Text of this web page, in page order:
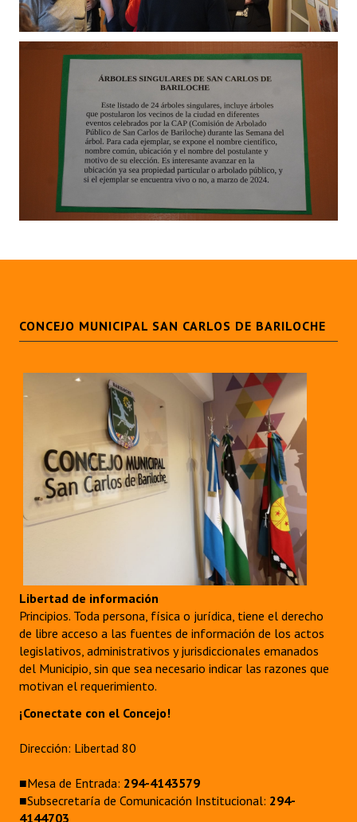
Declaraciones
Resoluciones
Resoluciones de Presidencia
INSTITUCIONAL
Antiguos Pobladores
Noticias Destacadas
Registros y Distinciones
Periodistas Decanos - Registro
Ciudadano Ilustre - Registro
Banca del Vecino - Registro
Huéspedes de Honor - Registro
Antiguos Pobladores - Registro
Entrega de distinciones
REFORMA DE LA CARTA ORGÁNICA
CONCEJO MUNICIPAL SAN CARLOS DE BARILOCHE
Libertad de información
Principios. Toda persona, física o jurídica, tiene el derecho
de libre acceso a las fuentes de información de los actos
legislativos, administrativos y jurisdiccionales emanados
del Municipio, sin que sea necesario indicar las razones que
motivan el requerimiento.
¡Conectate con el Concejo!
Dirección: Libertad 80
■Mesa de Entrada: 294-4143579
■Subsecretaría de Comunicación Institucional: 294-
4144703